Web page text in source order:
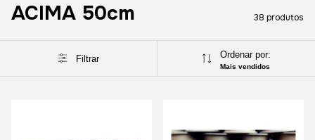
ACIMA 50cm 38 produtos
Filtrar Ordenar por:
Mais vendidos